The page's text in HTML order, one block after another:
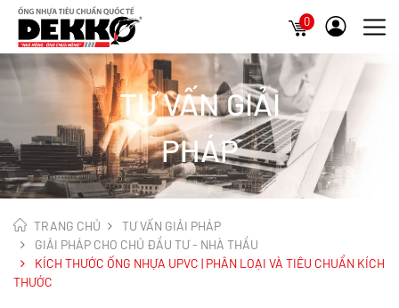
0
TƯ VẤN GIẢI
PHÁP
TRANG CHỦ
TƯ VẤN GIẢI PHÁP
GIẢI PHÁP CHO CHỦ ĐẦU TƯ - NHÀ THẦU
KÍCH THƯỚC ỐNG NHỰA UPVC | PHÂN LOẠI VÀ TIÊU CHUẨN KÍCH
THƯỚC